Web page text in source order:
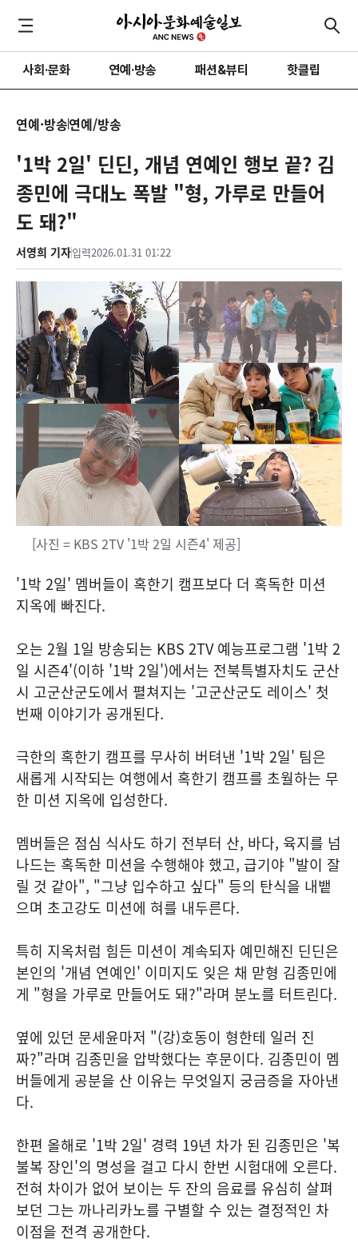
사회·문화 연예·방송 패션&뷰티 핫클립
연예·방송연예/방송
'1박 2일' 딘딘, 개념 연예인 행보 끝? 김
종민에 극대노 폭발 "형, 가루로 만들어
도 돼?"
서영희 기자입력2026.01.31 01:22
[사진 = KBS 2TV '1박 2일 시즌4' 제공]
'1박 2일' 멤버들이 혹한기 캠프보다 더 혹독한 미션
지옥에 빠진다.
오는 2월 1일 방송되는 KBS 2TV 예능프로그램 '1박 2
일 시즌4'(이하 '1박 2일')에서는 전북특별자치도 군산
시 고군산군도에서 펼쳐지는 '고군산군도 레이스' 첫
번째 이야기가 공개된다.
극한의 혹한기 캠프를 무사히 버텨낸 '1박 2일' 팀은
새롭게 시작되는 여행에서 혹한기 캠프를 초월하는 무
한 미션 지옥에 입성한다.
멤버들은 점심 식사도 하기 전부터 산, 바다, 육지를 넘
나드는 혹독한 미션을 수행해야 했고, 급기야 "발이 잘
릴 것 같아", "그냥 입수하고 싶다" 등의 탄식을 내뱉
으며 초고강도 미션에 혀를 내두른다.
특히 지옥처럼 힘든 미션이 계속되자 예민해진 딘딘은
본인의 '개념 연예인' 이미지도 잊은 채 맏형 김종민에
게 "형을 가루로 만들어도 돼?"라며 분노를 터트린다.
옆에 있던 문세윤마저 "(강)호동이 형한테 일러 진
짜?"라며 김종민을 압박했다는 후문이다. 김종민이 멤
버들에게 공분을 산 이유는 무엇일지 궁금증을 자아낸
다.
한편 올해로 '1박 2일' 경력 19년 차가 된 김종민은 '복
불복 장인'의 명성을 걸고 다시 한번 시험대에 오른다.
전혀 차이가 없어 보이는 두 잔의 음료를 유심히 살펴
보던 그는 까나리카노를 구별할 수 있는 결정적인 차
이점을 전격 공개한다.